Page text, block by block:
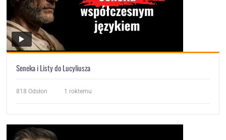
Seneka i Listy do Lucyliusza
818 Odsłon 1 roktemu